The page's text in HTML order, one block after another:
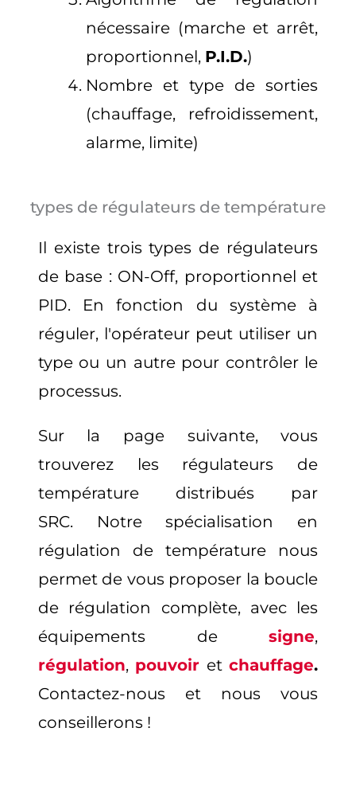
nécessaire (marche et arrêt,
proportionnel, P.I.D.)
Nombre et type de sorties
(chauffage, refroidissement,
alarme, limite)
types de régulateurs de température
Il existe trois types de régulateurs
de base : ON-Off, proportionnel et
PID. En fonction du système à
réguler, l'opérateur peut utiliser un
type ou un autre pour contrôler le
processus.
Sur la page suivante, vous
trouverez les régulateurs de
température distribués par
SRC.
Notre spécialisation en
régulation de température nous
permet de vous proposer la boucle
de régulation complète, avec les
équipements designe,
régulation, pouvoir etchauffage.
Contactez-nous et nous vous
conseillerons !